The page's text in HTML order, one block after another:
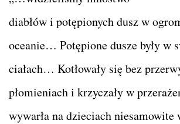
diabłów i potępionych dusz w
oceanie… Potępione dusze były w
ciałach… Kotłowały się bez
płomieniach i krzyczały w
wywarła na dzieciach niesamowite